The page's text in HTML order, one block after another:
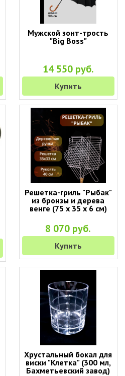
Мужской зонт-трость
"Big Boss"
14 550 руб.
Купить
Решетка-гриль "Рыбак"
из бронзы и дерева
венге (75 х 35 х 6 см)
8 070 руб.
Купить
Хрустальный бокал для
виски "Клетка" (300 мл,
Бахметьевский завод)